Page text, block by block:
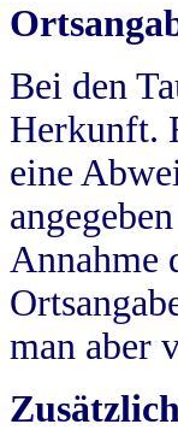
Bei den
Herkunft.
eine
Annahme
man aber